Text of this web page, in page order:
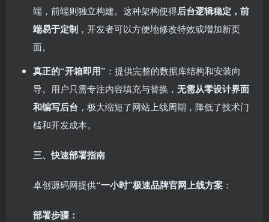
端，前端则独立构建。这种架构使得后台逻辑稳定，前
端易于定制 ，开发者可以方便地修改特效或增加新页
面。
真正的“开箱即用” ：提供完整的数据库结构和安装向
导。用户只需专注内容填充与替换， 无需从零设计界面
和编写后台 ，极大缩短了网站上线周期，降低了技术门
槛和开发成本。
三、快速部署指南
卓创源码网提供“一小时”极速品牌官网上线方案 ：
部署步骤：